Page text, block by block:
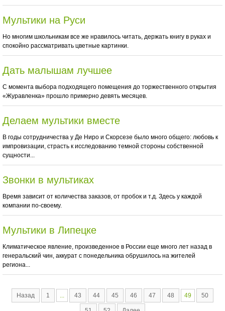
Мультики на Руси
Но многим школьникам все же нравилось читать, держать книгу в руках и
спокойно рассматривать цветные картинки.
Дать малышам лучшее
С момента выбора подходящего помещения до торжественного открытия
«Журавленка» прошло примерно девять месяцев.
Делаем мультики вместе
В годы сотрудничества у Де Ниро и Скорсезе было много общего: любовь к
импровизации, страсть к исследованию темной стороны собственной
сущности...
Звонки в мультиках
Время зависит от количества заказов, от пробок и т.д. Здесь у каждой
компании по-своему.
Мультики в Липецке
Климатическое явление, произведенное в России еще много лет назад в
генеральский чин, аккурат с понедельника обрушилось на жителей
региона...
Назад 1 ... 43 44 45 46 47 48 49 50